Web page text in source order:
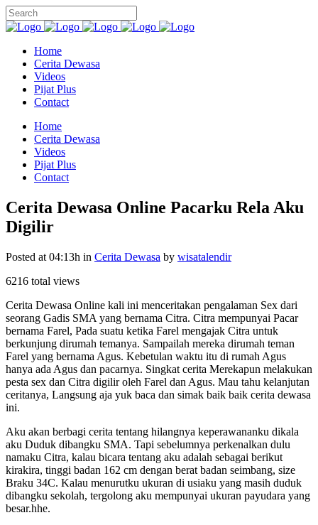
Home
Cerita Dewasa
Videos
Pijat Plus
Contact
Home
Cerita Dewasa
Videos
Pijat Plus
Contact
Cerita Dewasa Online Pacarku Rela Aku
Digilir
Posted at 04:13h in Cerita Dewasa by wisatalendir
6216 total views
Cerita Dewasa Online kali ini menceritakan pengalaman Sex dari
seorang Gadis SMA yang bernama Citra. Citra mempunyai Pacar
bernama Farel, Pada suatu ketika Farel mengajak Citra untuk
berkunjung dirumah temanya. Sampailah mereka dirumah teman
Farel yang bernama Agus. Kebetulan waktu itu di rumah Agus
hanya ada Agus dan pacarnya. Singkat cerita Merekapun melakukan
pesta sex dan Citra digilir oleh Farel dan Agus. Mau tahu kelanjutan
ceritanya, Langsung aja yuk baca dan simak baik baik cerita dewasa
ini.
Aku akan berbagi cerita tentang hilangnya keperawananku dikala
aku Duduk dibangku SMA. Tapi sebelumnya perkenalkan dulu
namaku Citra, kalau bicara tentang aku adalah sebagai berikut
kirakira, tinggi badan 162 cm dengan berat badan seimbang, size
Braku 34C. Kalau menurutku ukuran di usiaku yang masih duduk
dibangku sekolah, tergolong aku mempunyai ukuran payudara yang
besar.hhe.